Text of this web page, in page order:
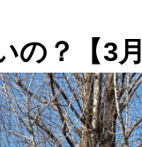
？【3月